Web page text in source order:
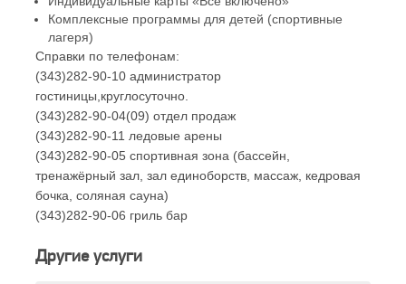
Комплексные программы для детей (спортивные
лагеря)
Справки по телефонам:
(343)282-90-10 администратор
гостиницы,круглосуточно.
(343)282-90-04(09) отдел продаж
(343)282-90-11 ледовые арены
(343)282-90-05 спортивная зона (бассейн,
тренажёрный зал, зал единоборств, массаж, кедровая
бочка, соляная сауна)
(343)282-90-06 гриль бар
Другие услуги